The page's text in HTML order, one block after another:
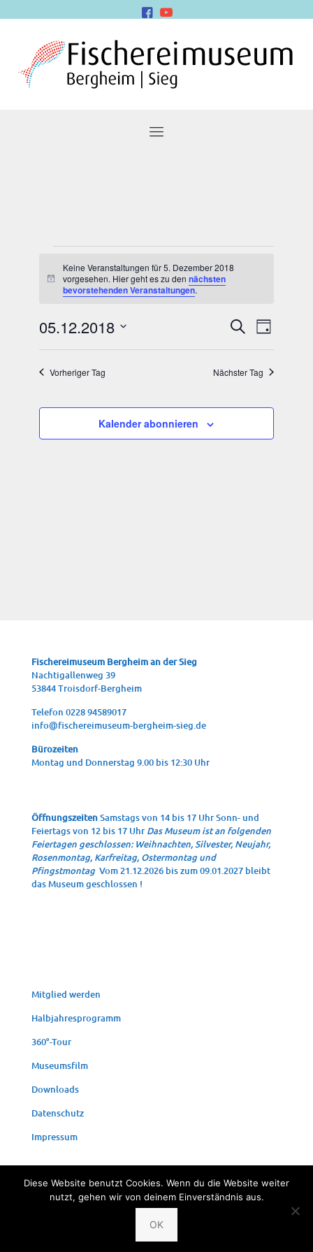
Veranstaltungen
für
5.
Dezember
2018
Hinweis
Keine Veranstaltungen für 5. Dezember 2018
vorgesehen. Hier geht es zu den nächsten
bevorstehenden Veranstaltungen.
Suche
und
Ansichten,
SucheTag
05.12.2018
Vorheriger Tag Nächster Tag
Kalender abonnieren
Fische­rei­mu­se­um Berg­heim an der Sieg
Nach­ti­gal­len­weg 39
53844 Troisdorf-Bergheim
Tele­fon 0228 94589017
info@fischereimuseum-bergheim-sieg.de
Büro­zei­ten
Mon­tag und Don­ners­tag 9.00 bis 12:30 Uhr
ÖffnungszeitenSamstags von 14 bis 17 Uhr Sonn- und
Feiertags von 12 bis 17 Uhr Das Museum ist an folgenden
Feiertagen geschlossen: Weihnachten, Silvester, Neujahr,
Rosenmontag, Karfreitag, Ostermontag und
Pfingstmontag Vom 21.12.2026 bis zum 09.01.2027 bleibt
das Museum geschlossen !
Mit­glied werden
Halb­jah­res­pro­gramm
360°-Tour
Muse­ums­film
Down­loads
Daten­schutz
Impres­sum
© 2024 Fischereimuseum Bergheim/Sieg
Diese Website benutzt Cookies. Wenn du die Website weiter
nutzt, gehen wir von deinem Einverständnis aus.
OK